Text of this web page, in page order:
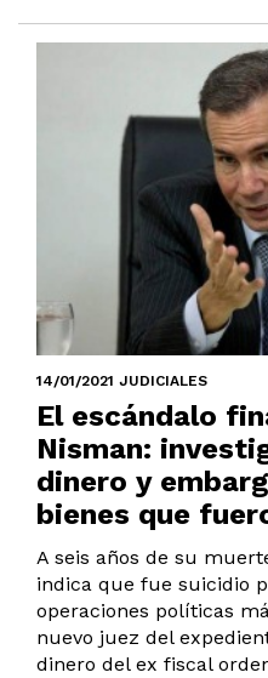
14/01/2021 JUDICIALES
El escándalo
Nisman:
dinero y
bienes que
A seis años de su
indica que fue suicidio
operaciones políticas
nuevo juez del
dinero del ex fiscal